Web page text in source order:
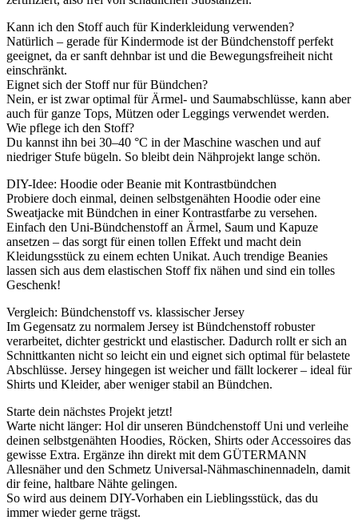
Kann ich den Stoff auch für Kinderkleidung verwenden?
Natürlich – gerade für Kindermode ist der Bündchenstoff perfekt
geeignet, da er sanft dehnbar ist und die Bewegungsfreiheit nicht
einschränkt.
Eignet sich der Stoff nur für Bündchen?
Nein, er ist zwar optimal für Ärmel- und Saumabschlüsse, kann aber
auch für ganze Tops, Mützen oder Leggings verwendet werden.
Wie pflege ich den Stoff?
Du kannst ihn bei 30–40 °C in der Maschine waschen und auf
niedriger Stufe bügeln. So bleibt dein Nähprojekt lange schön.
DIY-Idee: Hoodie oder Beanie mit Kontrastbündchen
Probiere doch einmal, deinen selbstgenähten Hoodie oder eine
Sweatjacke mit Bündchen in einer Kontrastfarbe zu versehen.
Einfach den Uni-Bündchenstoff an Ärmel, Saum und Kapuze
ansetzen – das sorgt für einen tollen Effekt und macht dein
Kleidungsstück zu einem echten Unikat. Auch trendige Beanies
lassen sich aus dem elastischen Stoff fix nähen und sind ein tolles
Geschenk!
Vergleich: Bündchenstoff vs. klassischer Jersey
Im Gegensatz zu normalem Jersey ist Bündchenstoff robuster
verarbeitet, dichter gestrickt und elastischer. Dadurch rollt er sich an
Schnittkanten nicht so leicht ein und eignet sich optimal für belastete
Abschlüsse. Jersey hingegen ist weicher und fällt lockerer – ideal für
Shirts und Kleider, aber weniger stabil an Bündchen.
Starte dein nächstes Projekt jetzt!
Warte nicht länger: Hol dir unseren Bündchenstoff Uni und verleihe
deinen selbstgenähten Hoodies, Röcken, Shirts oder Accessoires das
gewisse Extra. Ergänze ihn direkt mit dem GÜTERMANN
Allesnäher und den Schmetz Universal-Nähmaschinennadeln, damit
dir feine, haltbare Nähte gelingen.
So wird aus deinem DIY-Vorhaben ein Lieblingsstück, das du
immer wieder gerne trägst.